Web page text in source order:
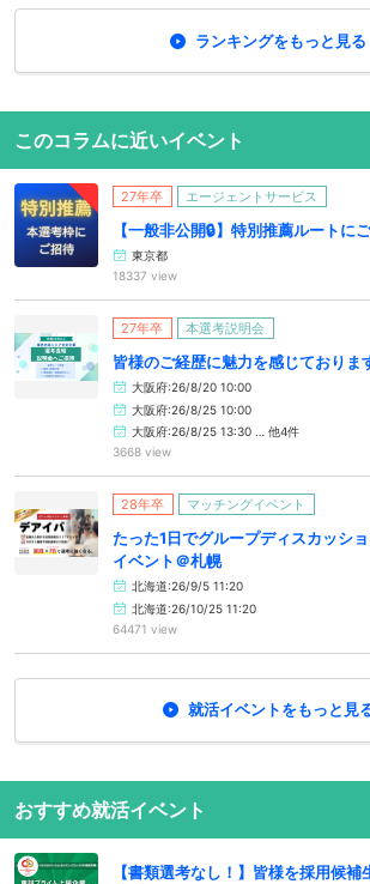
ランキングをもっと見る
このコラムに近いイベント
27年卒 エージェントサービス
【一般非公開🔒️】特別推薦ルートに
東京都
18337 view
27年卒 本選考説明会
皆様のご経歴に魅力を感じておりま
大阪府:26/8/20 10:00
大阪府:26/8/25 10:00
大阪府:26/8/25 13:30 … 他4件
3668 view
28年卒 マッチングイベント
たった1日でグループディスカッシ
イベント＠札幌
北海道:26/9/5 11:20
北海道:26/10/25 11:20
64471 view
就活イベントをもっと見
おすすめ就活イベント
【書類選考なし！】皆様を採用候